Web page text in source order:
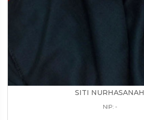
SITI NURHASANAH
NIP: -